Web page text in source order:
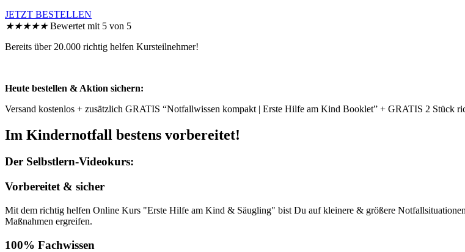
JETZT BESTELLEN
★★★★★ Bewertet mit 5 von 5
Bereits über 20.000 richtig helfen Kursteilnehmer!
Heute bestellen & Aktion sichern:
Versand kostenlos + zusätzlich GRATIS “Notfallwissen kompakt | Erste Hilfe am Kind Booklet” + GRATIS 2 Stück
Im Kindernotfall bestens vorbereitet!
Der Selbstlern-Videokurs:
Vorbereitet & sicher
Mit dem richtig helfen Online Kurs "Erste Hilfe am Kind & Säugling" bist Du auf kleinere & größere
Maßnahmen ergreifen.​
100% Fachwissen